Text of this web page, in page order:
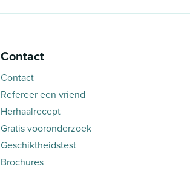
Contact
Contact
Refereer een vriend
Herhaalrecept
Gratis vooronderzoek
Geschiktheidstest
Brochures